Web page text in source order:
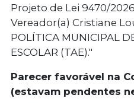
Projeto de Lei 9470/
Vereador(a) Cristiane
POLÍTICA MUNICIPAL
ESCOLAR (TAE)."
Parecer favorável na
(estavam pendentes